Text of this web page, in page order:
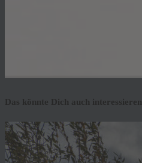
Das könnte Dich auch interessieren